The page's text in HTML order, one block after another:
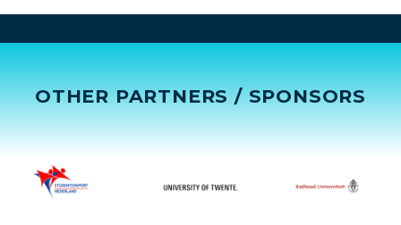
OTHER PARTNERS / SPONSORS